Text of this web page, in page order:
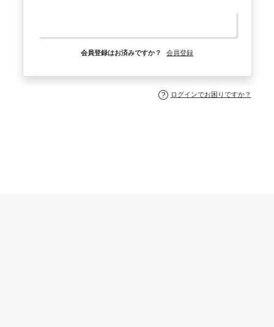
会員登録はお済みですか？ 会員登録
ログインでお困りですか？